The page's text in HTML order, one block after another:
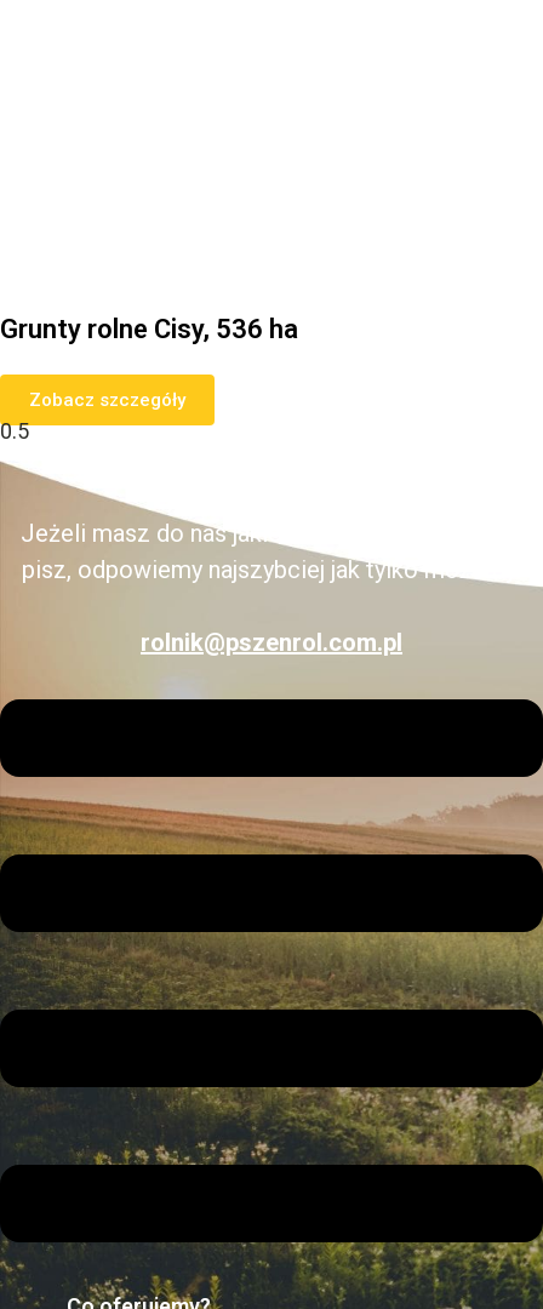
Grunty rolne Cisy, 536 ha
Zobacz szczegóły
Jeżeli masz do nas jakiekolwiek pytania śmiało
pisz, odpowiemy najszybciej jak tylko możemy:
rolnik@pszenrol.com.pl